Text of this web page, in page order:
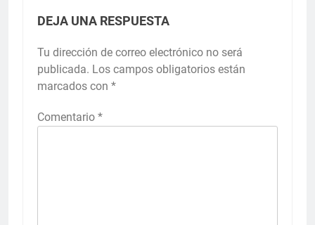
DEJA UNA RESPUESTA
Tu dirección de correo electrónico no será
publicada. Los campos obligatorios están
marcados con *
Comentario *